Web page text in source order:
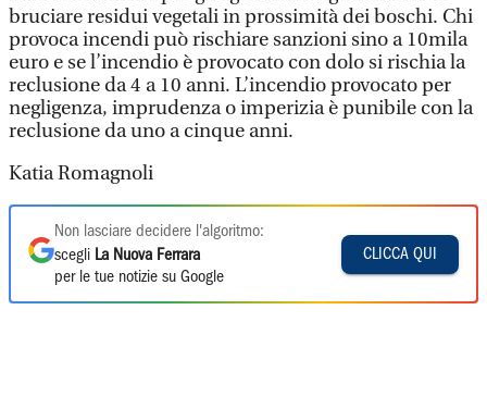
bruciare residui vegetali in prossimità dei boschi. Chi
provoca incendi può rischiare sanzioni sino a 10mila
euro e se l’incendio è provocato con dolo si rischia la
reclusione da 4 a 10 anni. L’incendio provocato per
negligenza, imprudenza o imperizia è punibile con la
reclusione da uno a cinque anni.
Katia Romagnoli
Non lasciare decidere l'algoritmo:
scegli La Nuova Ferrara
per le tue notizie su Google
CLICCA QUI